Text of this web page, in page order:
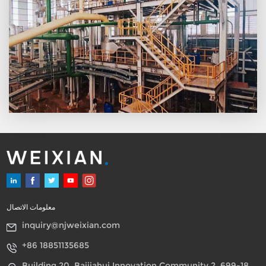
ومتطلبات الصيانة بسبب طبيعة
المعدات الثابتة.
معلومات الاتصال
inquiry@njweixian.com
+86 18851135685